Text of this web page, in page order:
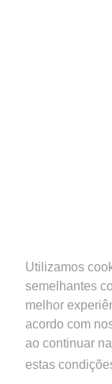
Utilizamos
semelhantes
melhor
acordo com
ao continuar
estas